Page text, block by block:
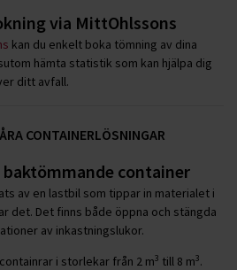
via MittOhlssons
kan du enkelt boka tömning av dina
hämta statistik som kan hjälpa dig
ditt avfall.
CONTAINERLÖSNINGAR
container
av en lastbil som tippar in materialet i
det. Det finns både öppna och stängda
av inkastningslukor.
i storlekar från 2 m3 till 8 m3.